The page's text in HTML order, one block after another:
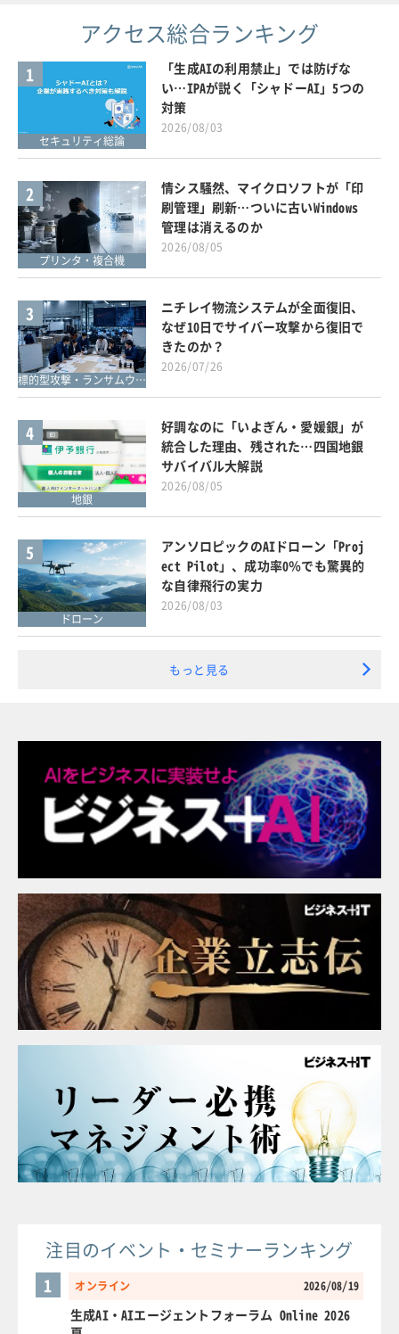
アクセス総合ランキング
1
セキュリティ総論
「生成AIの利用禁止」では防げな
い…IPAが説く「シャドーAI」5つの
対策
2026/08/03
2
プリンタ・複合機
情シス騒然、マイクロソフトが「印
刷管理」刷新…ついに古いWindows
管理は消えるのか
2026/08/05
3
標的型攻撃・ランサムウェア対策
ニチレイ物流システムが全面復旧、
なぜ10日でサイバー攻撃から復旧で
きたのか？
2026/07/26
4
地銀
好調なのに「いよぎん・愛媛銀」が
統合した理由、残された…四国地銀
サバイバル大解説
2026/08/05
5
ドローン
アンソロピックのAIドローン「Proj
ect Pilot」、成功率0％でも驚異的
な自律飛行の実力
2026/08/03
もっと見る
注目のイベント・セミナーランキング
オンライン 2026/08/19
1
生成AI・AIエージェントフォーラム Online 2026